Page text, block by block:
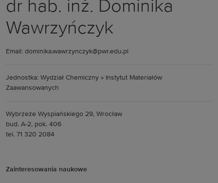
dr hab. inż. Dominika
Wawrzyńczyk
Email: dominika.wawrzynczyk@pwr.edu.pl
Jednostka: Wydział Chemiczny » Instytut Materiałów
Zaawansowanych
Wybrzeże Wyspiańskiego 29, Wrocław
bud. A-2, pok. 406
tel. 71 320 2084
Zainteresowania naukowe